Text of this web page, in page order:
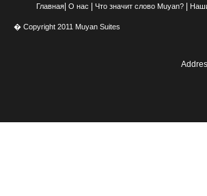
Главная| О нас Что значит слово Muyan?|
� Copyright 2011 Muyan Suites